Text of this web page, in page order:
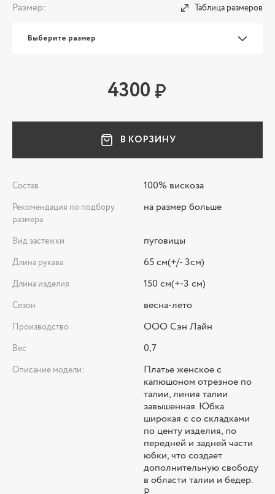
Размер: Таблица размеров
Выберите размер
4300
В КОРЗИНУ
Состав 100% вискоза
Рекомендация по подбору
размера
на размер больше
Вид застежки пуговицы
Длина рукава 65 см(+/- 3см)
Длина изделия 150 см(+-3 см)
Сезон весна-лето
Производство ООО Сэн Лайн
Вес 0,7
Описание модели:
Платье женское с
капюшоном отрезное по
талии, линия талии
завышенная. Юбка
широкая с со складками
по центу изделия, по
передней и задней части
юбки, что создает
дополнительную свободу
в области талии и бедер.